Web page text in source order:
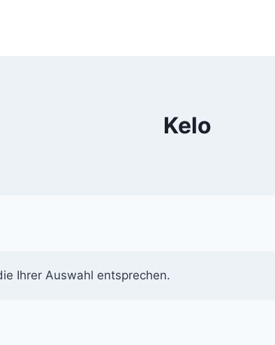
Kelo
Ihrer Auswahl entsprechen.